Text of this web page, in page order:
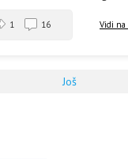
Vidi na
1 16
Još